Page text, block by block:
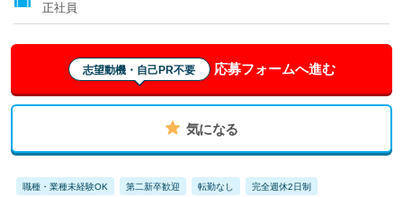
正社員
志望動機・自己PR不要 応募フォームへ進む
気になる
職種・業種未経験OK 第二新卒歓迎 転勤なし 完全週休2日制